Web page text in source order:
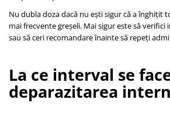
Nu dubla doza dacă nu ești sigur că a înghițit
mai frecvente greșeli. Mai sigur este să
sau să ceri recomandare înainte să repeți
La ce interval se
deparazitarea